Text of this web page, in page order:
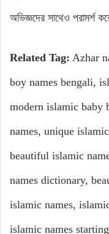
অভিজ্ঞদের সাথেও পরামর্শ
Related Tag: Azhar
boy names bengali,
modern islamic baby
names, unique
beautiful islamic
names dictionary,
islamic names,
islamic names